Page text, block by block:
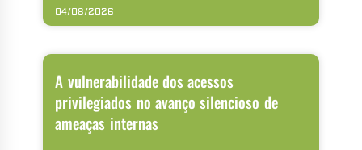
04/08/2026
A vulnerabilidade dos acessos
privilegiados no avanço silencioso de
ameaças internas